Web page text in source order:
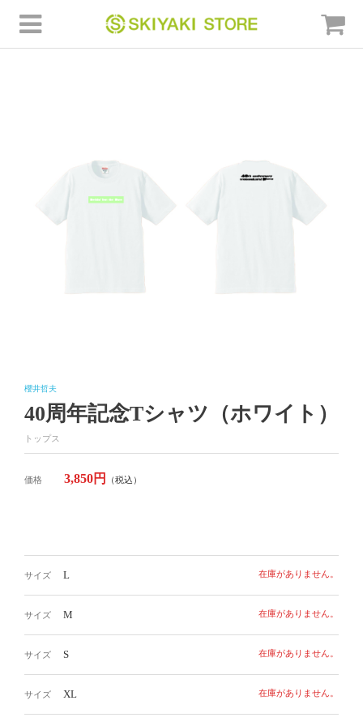
櫻井哲夫
40周年記念Tシャツ（ホワイト）
トップス
価格 3,850円 （税込）
サイズ L 在庫がありません。
サイズ M 在庫がありません。
サイズ S 在庫がありません。
サイズ XL 在庫がありません。